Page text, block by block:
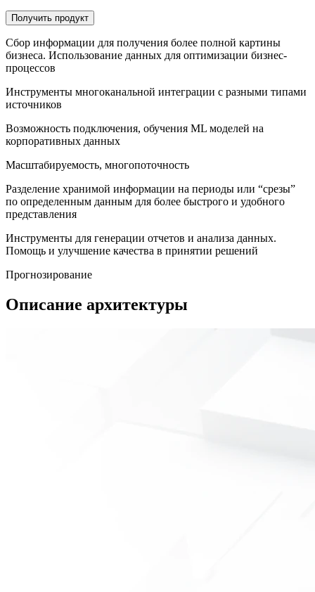
Получить продукт
Сбор информации для получения более полной картины
бизнеса. Использование данных для оптимизации бизнес-
процессов
Инструменты многоканальной интеграции с разными типами
источников
Возможность подключения, обучения ML моделей на
корпоративных данных
Масштабируемость, многопоточность
Разделение хранимой информации на периоды или “срезы”
по определенным данным для более быстрого и удобного
представления
Инструменты для генерации отчетов и анализа данных.
Помощь и улучшение качества в принятии решений
Прогнозирование
Описание архитектуры